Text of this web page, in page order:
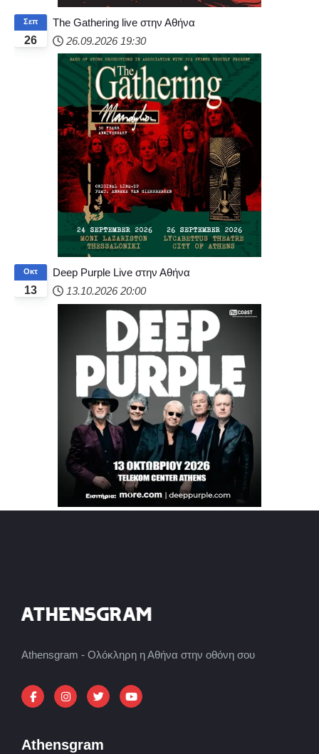
26
Σεπ
The Gathering live στην Αθήνα
26.09.2026 19:30
13
Οκτ
Deep Purple Live στην Αθήνα
13.10.2026 20:00
Athensgram - Ολόκληρη η Αθήνα στην οθόνη σου
Athensgram